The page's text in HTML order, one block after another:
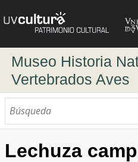
Museo Historia
Vertebrados Aves
Explorar
Búsqueda dinámica
Lechuza